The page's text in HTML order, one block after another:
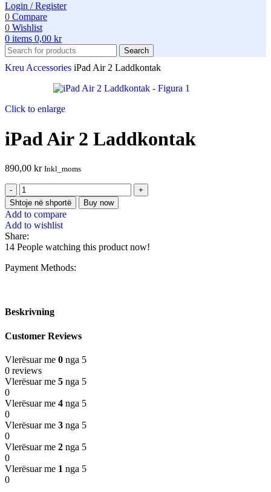
Login / Register
0 Compare
0 Wishlist
0 items 0,00 kr
Search
Kreu Accessories iPad Air 2 Laddkontak
Click to enlarge
iPad Air 2 Laddkontak
890,00 kr Inkl_moms
Shtoje në shportë Buy now
Add to compare
Add to wishlist
Share:
14 People watching this product now!
Payment Methods:
Beskrivning
Customer Reviews
Vlerësuar me 0 nga 5
0 reviews
Vlerësuar me 5 nga 5
0
Vlerësuar me 4 nga 5
0
Vlerësuar me 3 nga 5
0
Vlerësuar me 2 nga 5
0
Vlerësuar me 1 nga 5
0